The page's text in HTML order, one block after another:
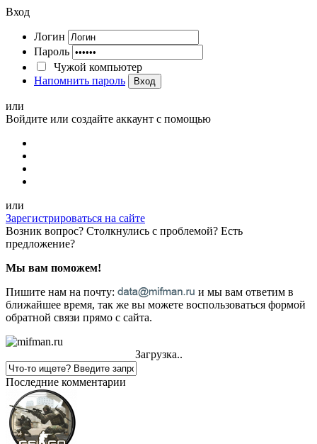
Вход
Логин
Пароль
Чужой компьютер
Напомнить пароль
Вход
или
Войдите или создайте аккаунт с помощью
или
Зарегистрироваться на сайте
Возник вопрос? Столкнулись с проблемой? Есть
предложение?
Мы вам поможем!
Пишите нам на почту:
и мы вам ответим в
ближайшее время, так же вы можете воспользоваться формой
обратной связи прямо с сайта.
Загрузка..
Последние комментарии